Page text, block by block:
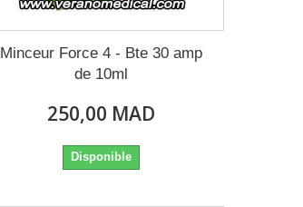
Minceur Force 4 - Bte 30 amp
de 10ml
250,00 MAD
Disponible